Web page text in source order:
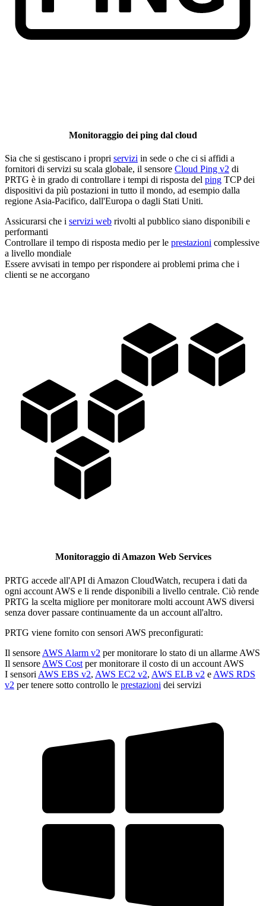
Monitoraggio dei ping dal cloud
Sia che si gestiscano i propri servizi in sede o che ci si affidi a
fornitori di servizi su scala globale, il sensore Cloud Ping v2 di
PRTG è in grado di controllare i tempi di risposta del ping TCP dei
dispositivi da più postazioni in tutto il mondo, ad esempio dalla
regione Asia-Pacifico, dall'Europa o dagli Stati Uniti.
Assicurarsi che i servizi web rivolti al pubblico siano disponibili e
performanti
Controllare il tempo di risposta medio per le prestazioni complessive
a livello mondiale
Essere avvisati in tempo per rispondere ai problemi prima che i
clienti se ne accorgano
Monitoraggio di Amazon Web Services
PRTG accede all'API di Amazon CloudWatch, recupera i dati da
ogni account AWS e li rende disponibili a livello centrale. Ciò rende
PRTG la scelta migliore per monitorare molti account AWS diversi
senza dover passare continuamente da un account all'altro.
PRTG viene fornito con sensori AWS preconfigurati:
Il sensore AWS Alarm v2 per monitorare lo stato di un allarme AWS
Il sensore AWS Cost per monitorare il costo di un account AWS
I sensori AWS EBS v2, AWS EC2 v2, AWS ELB v2 e AWS RDS
v2 per tenere sotto controllo le prestazioni dei servizi